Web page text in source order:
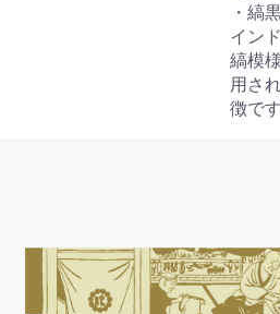
カ
・縞
イン
縞模
用さ
徴です